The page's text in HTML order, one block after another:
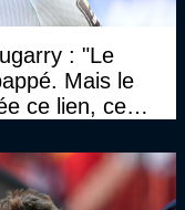
: "Le
Mais le
ce lien, ce